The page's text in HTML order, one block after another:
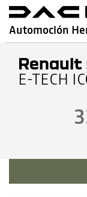
Automoción
Renault
E-TECH